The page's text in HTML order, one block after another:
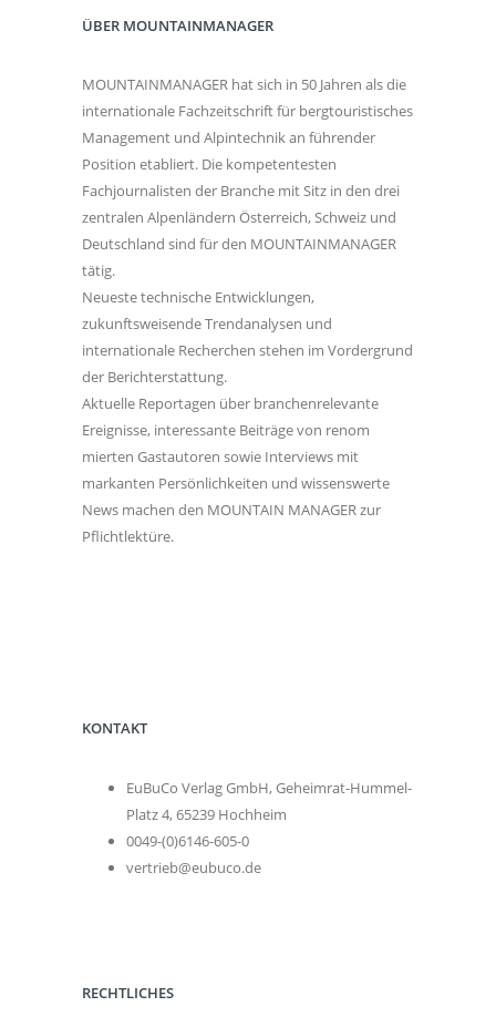
ÜBER MOUNTAINMANAGER
MOUNTAINMANAGER hat sich in 50 Jahren als die
internationale Fachzeitschrift für bergtouristisches
Management und Alpintechnik an führender
Position etabliert. Die kompetentesten
Fachjournalisten der Branche mit Sitz in den drei
zentralen Alpenländern Österreich, Schweiz und
Deutschland sind für den MOUNTAINMANAGER
tätig.
Neueste technische Entwicklungen,
zukunftsweisende Trendanalysen und
internationale Recherchen stehen im Vordergrund
der Berichterstattung.
Aktuelle Reportagen über branchenrelevante
Ereignisse, interessante Beiträge von renom
mierten Gastautoren sowie Interviews mit
markanten Persönlichkeiten und wissenswerte
News machen den MOUNTAIN MANAGER zur
Pflichtlektüre.
KONTAKT
EuBuCo Verlag GmbH, Geheimrat-Hummel-
Platz 4, 65239 Hochheim
0049-(0)6146-605-0
vertrieb@eubuco.de
RECHTLICHES